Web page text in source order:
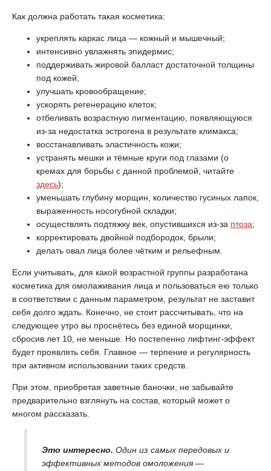
Как должна работать такая косметика:
укреплять каркас лица — кожный и мышечный;
интенсивно увлажнять эпидермис;
поддерживать жировой балласт достаточной толщины
под кожей;
улучшать кровообращение;
ускорять регенерацию клеток;
отбеливать возрастную пигментацию, появляющуюся
из-за недостатка эстрогена в результате климакса;
восстанавливать эластичность кожи;
устранять мешки и тёмные круги под глазами (о
кремах для борьбы с данной проблемой, читайте
здесь);
уменьшать глубину морщин, количество гусиных лапок,
выраженность носогубной складки;
осуществлять подтяжку век, опустившихся из-за птоза;
корректировать двойной подбородок, брыли;
делать овал лица более чётким и рельефным.
Если учитывать, для какой возрастной группы разработана
косметика для омолаживания лица и пользоваться ею только
в соответствии с данным параметром, результат не заставит
себя долго ждать. Конечно, не стоит рассчитывать, что на
следующее утро вы проснётесь без единой морщинки,
сбросив лет 10, не меньше. Но постепенно лифтинг-эффект
будет проявлять себя. Главное — терпение и регулярность
при активном использовании таких средств.
При этом, приобретая заветные баночки, не забывайте
предварительно взглянуть на состав, который может о
многом рассказать.
Это интересно. Один из самых передовых и
эффективных методов омоложения —